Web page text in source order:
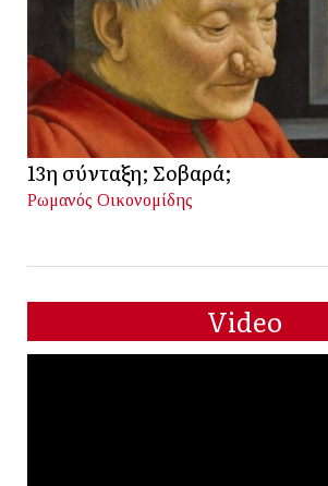
13η σύνταξη; Σοβαρά;
Ρωμανός Οικονομίδης
Video